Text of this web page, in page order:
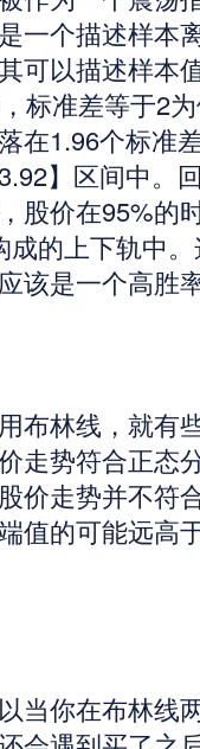
一个描述样本
可以描述样本
标准差等于2
在1.96个标准
】区间中。
股价在95%的
的上下轨中
该是一个高胜
林线，就有
走势符合正态
价走势并不符
值的可能远高
你在布林线